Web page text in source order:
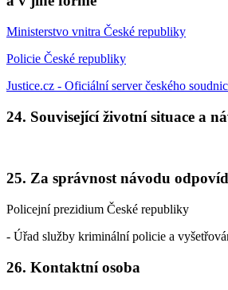
Ministerstvo vnitra České republiky
Policie České republiky
Justice.cz - Oficiální server českého
24. Související životní situace a
25. Za správnost návodu
Policejní prezidium České republiky
- Úřad služby kriminální policie a
26. Kontaktní osoba